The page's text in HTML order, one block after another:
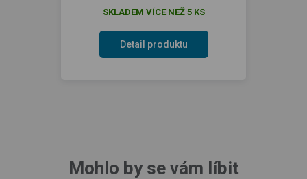
SKLADEM VÍCE NEŽ 5 KS
Detail produktu
Mohlo by se vám líbit